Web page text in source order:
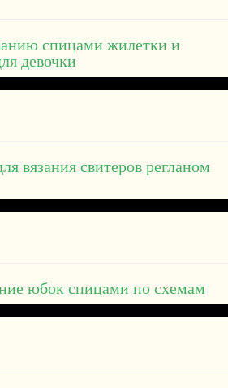
спицами жилетки и
девочки
вязания свитеров регланом
юбок спицами по схемам